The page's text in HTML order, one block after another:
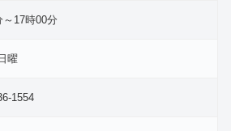
～17時00分
曜
1554